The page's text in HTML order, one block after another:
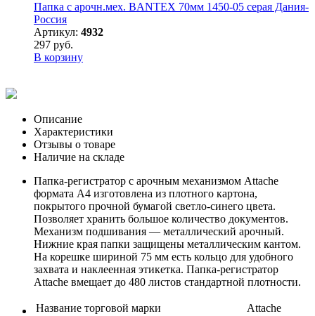
Папка с арочн.мех. BANTEX 70мм 1450-05 серая Дания-
Россия
Артикул: 4932
297 руб.
В корзину
Описание
Характеристики
Отзывы о товаре
Наличие на складе
Папка-регистратор с арочным механизмом Attache
формата А4 изготовлена из плотного картона,
покрытого прочной бумагой светло-синего цвета.
Позволяет хранить большое количество документов.
Механизм подшивания — металлический арочный.
Нижние края папки защищены металлическим кантом.
На корешке шириной 75 мм есть кольцо для удобного
захвата и наклеенная этикетка. Папка-регистратор
Attache вмещает до 480 листов стандартной плотности.
Название торговой марки
Attache